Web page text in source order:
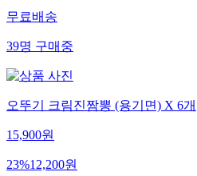
무료배송
39명구매중
오뚜기 크림진짬뽕 (용기면) X 6개
15,900원
23%12,200원